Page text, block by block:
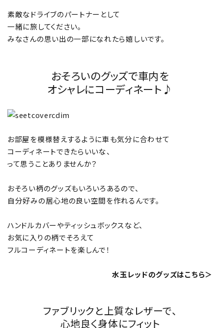
素敵なドライブのパートナーとして
一緒に旅してください。
みなさんの思い出の一部になれたら嬉しいです。
おそろいのグッズで車内を
オシャレにコーディネート♪
お部屋を模様替えするように車も気分に合わせて
コーディネートできたらいいな、
って思うことありませんか？
おそろい柄のグッズもいろいろあるので、
自分好みの居心地の良い空間を作れるんです。
ハンドルカバーやティッシュボックスなど、
お気に入りの柄でそろえて
フルコーディネートを楽しんで！
水玉レッドのグッズはこちら＞
ファブリックと上質なレザーで、
心地良く身体にフィット